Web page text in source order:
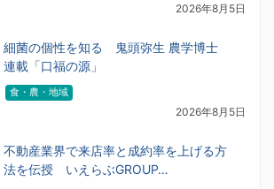
2026年8月5日
細菌の個性を知る 鬼頭弥生 農学博士
連載「口福の源」
食・農・地域
2026年8月5日
不動産業界で来店率と成約率を上げる方
法を伝授 いえらぶGROUP…